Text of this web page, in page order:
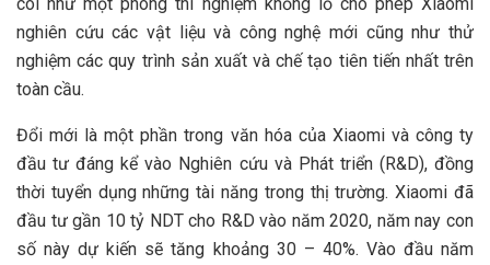
nghiên cứu các vật liệu và công nghệ mới cũng như thử
nghiệm các quy trình sản xuất và chế tạo tiên tiến nhất trên
toàn cầu.
Đổi mới là một phần trong văn hóa của Xiaomi và công ty
đầu tư đáng kể vào Nghiên cứu và Phát triển (R&D), đồng
thời tuyển dụng những tài năng trong thị trường. Xiaomi đã
đầu tư gần 10 tỷ NDT cho R&D vào năm 2020, năm nay con
số này dự kiến sẽ tăng khoảng 30 – 40%. Vào đầu năm